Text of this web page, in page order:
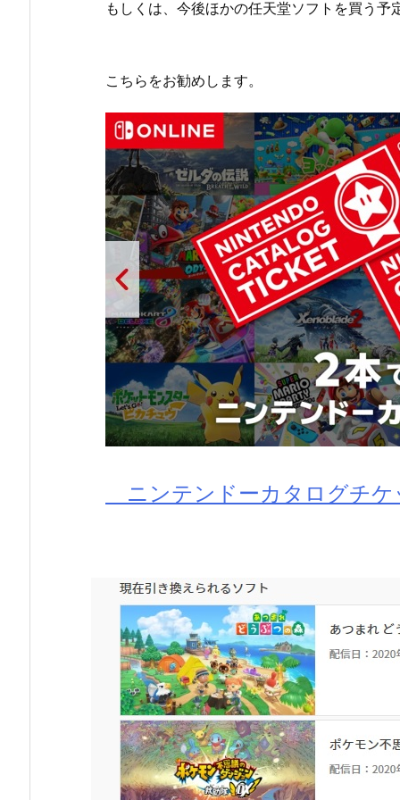
もしくは、今後ほかの任天堂ソフトを買う予
こちらをお勧めします。
ニンテンドーカタログチケ